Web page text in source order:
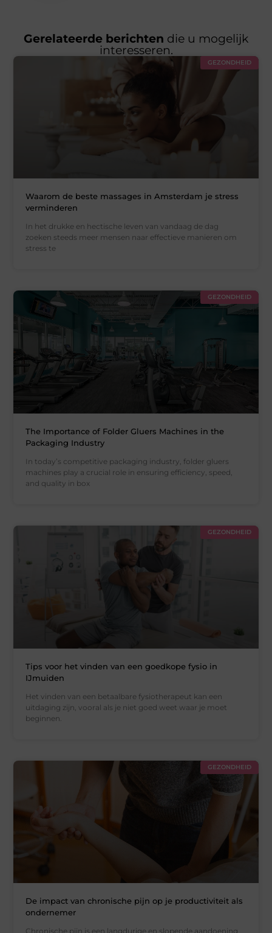
Gerelateerde berichten die u mogelijk
interesseren.
GEZONDHEID
Waarom de beste massages in Amsterdam je stress
verminderen
In het drukke en hectische leven van vandaag de dag
zoeken steeds meer mensen naar effectieve manieren om
stress te
GEZONDHEID
The Importance of Folder Gluers Machines in the
Packaging Industry
In today’s competitive packaging industry, folder gluers
machines play a crucial role in ensuring efficiency, speed,
and quality in box
GEZONDHEID
Tips voor het vinden van een goedkope fysio in
IJmuiden
Het vinden van een betaalbare fysiotherapeut kan een
uitdaging zijn, vooral als je niet goed weet waar je moet
beginnen.
GEZONDHEID
De impact van chronische pijn op je productiviteit als
ondernemer
Chronische pijn is een langdurige en slopende aandoening